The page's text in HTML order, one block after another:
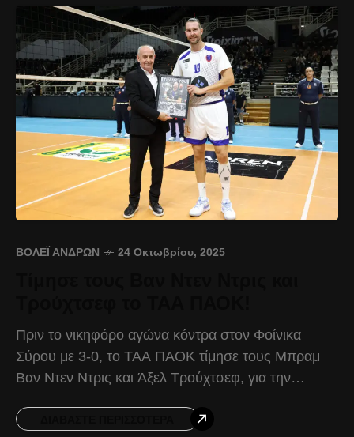
ΒΌΛΕΪ ΑΝΔΡΏΝ 24 Οκτωβρίου, 2025
Πριν το νικηφόρο αγώνα κόντρα στον Φοίνικα
Σύρου με 3-0, το ΤΑΑ ΠΑΟΚ τίμησε τους Μπραμ
Βαν Ντεν Ντρις και Άξελ Τρούχτσεφ, για την